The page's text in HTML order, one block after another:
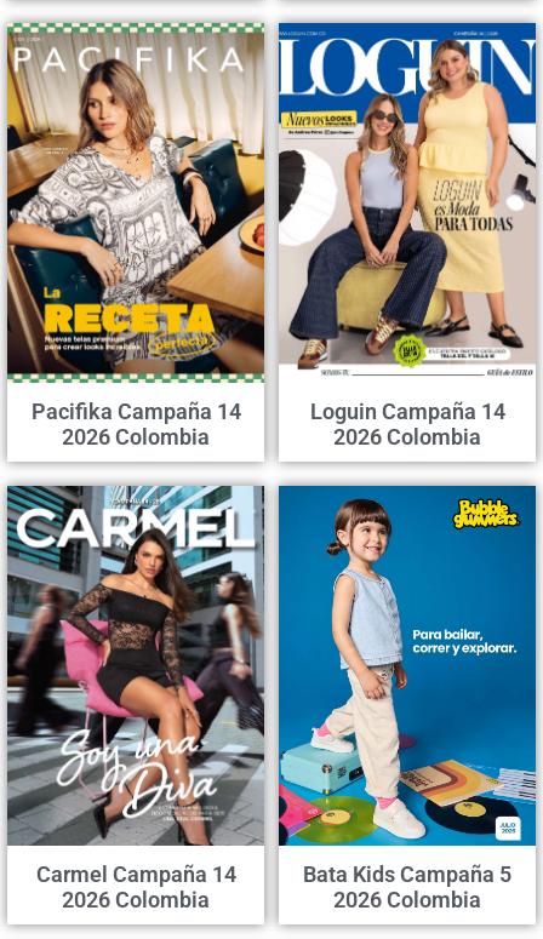
Pacifika Campaña 14
2026 Colombia
Loguin Campaña 14
2026 Colombia
Carmel Campaña 14
2026 Colombia
Bata Kids Campaña 5
2026 Colombia